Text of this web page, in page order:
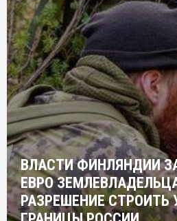
ВЛАСТИ ФИНЛЯНДИИ
ЕВРО
РАЗРЕШЕНИЕ СТРОИТЬ